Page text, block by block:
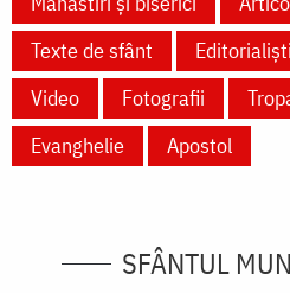
Texte de sfânt
Video
Fotografii
Evanghelie
Apostol
SFÂNTUL